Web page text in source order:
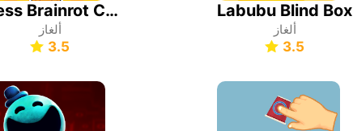
Guess Brainrot Challenge
ألغاز
3.5
Labubu Blind Box
ألغاز
3.5